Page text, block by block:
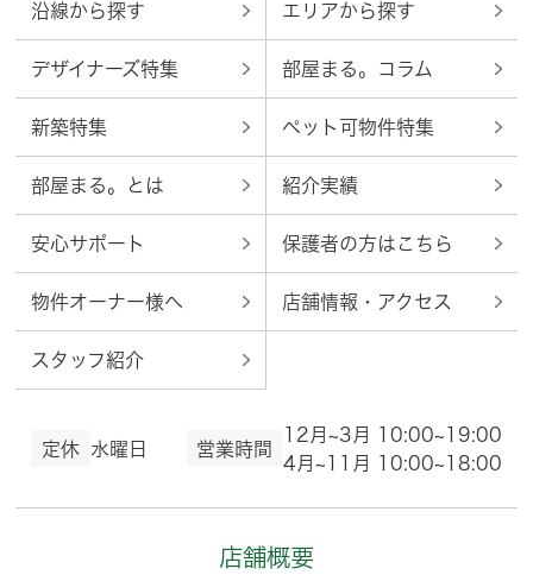
沿線から探す エリアから探す
デザイナーズ特集 部屋まる。コラム
新築特集 ペット可物件特集
部屋まる。とは 紹介実績
安心サポート 保護者の方はこちら
物件オーナー様へ 店舗情報・アクセス
スタッフ紹介
定休 水曜日 営業時間
12月~3月 10:00~19:00
4月~11月 10:00~18:00
店舗概要